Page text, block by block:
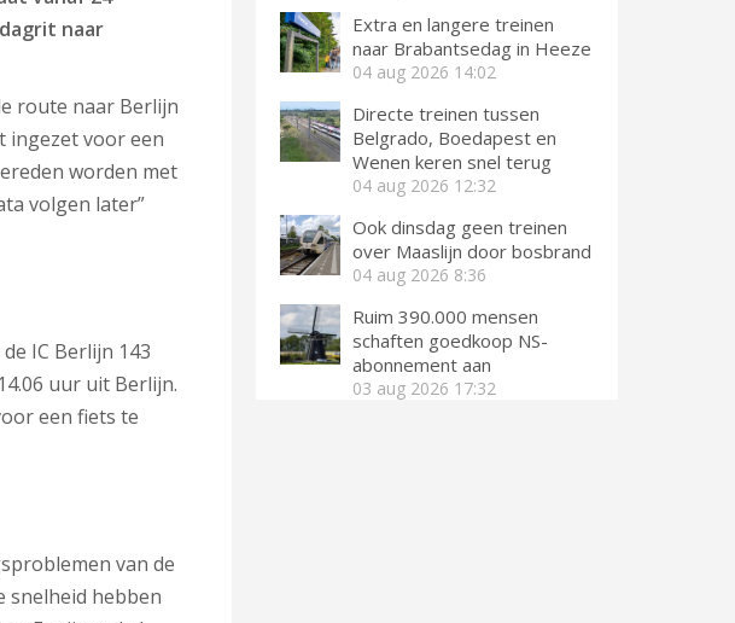
naar
route naar Berlijn
ingezet voor een
worden met
volgen later”
IC Berlijn 143
uur uit Berlijn.
een fiets te
van de
snelheid hebben
Extra en langere treinen
naar Brabantsedag in Heeze
04 aug 2026 14:02
Directe treinen tussen
Belgrado, Boedapest en
Wenen keren snel terug
04 aug 2026 12:32
Ook dinsdag geen treinen
over Maaslijn door bosbrand
04 aug 2026 8:36
Ruim 390.000 mensen
schaften goedkoop NS-
abonnement aan
03 aug 2026 17:32